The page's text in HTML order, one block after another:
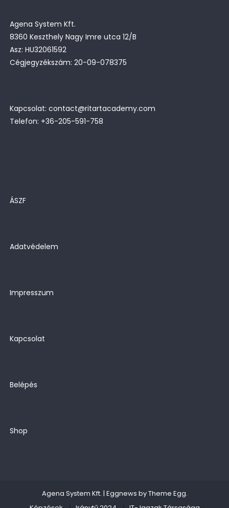
Agena System Kft.
8360 Keszthely Nagy Imre utca 12/B
Asz: HU32061592
Cégjegyzékszám: 20-09-078375
Kapcsolat: contact@ritartacademy.com
Telefon: +36-205-591-758
ÁSZF
Adatvédelem
Impresszum
Kapcsolat
Belépés
Shop
Agena System Kft. | Eggnews byTheme Egg.